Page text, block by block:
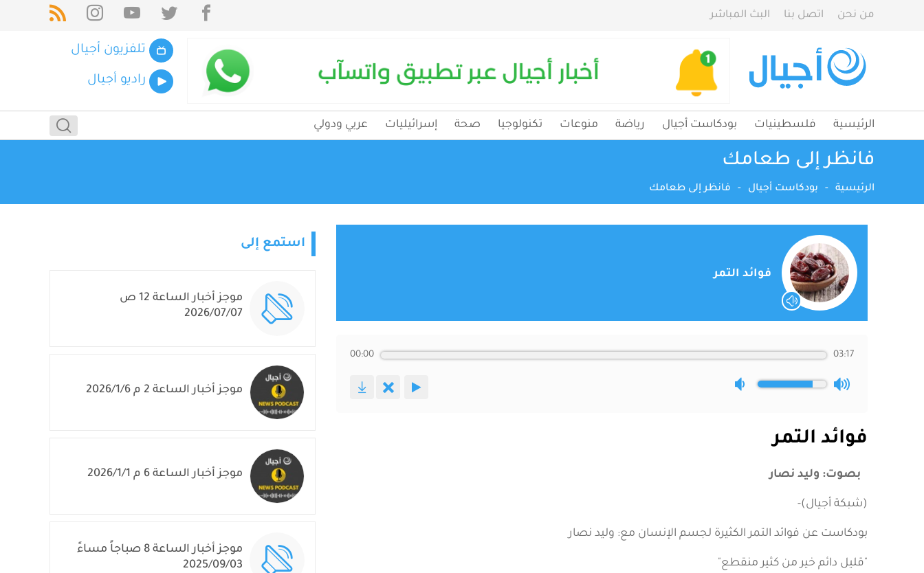
من نحن اتصل بنا البث المباشر
تلفزيون أجيال
راديو أجيال
الرئيسية فلسطينيات بودكاست أجيال رياضة منوعات تكنولوجيا صحة إسرائيليات عربي ودولي
فانظر إلى طعامك
الرئيسية - بودكاست أجيال - فانظر إلى طعامك
فوائد التمر
00:00 03:17
فوائد التمر
بصوت: وليد نصار
(شبكة أجيال)-
بودكاست عن فوائد التمر الكثيرة لجسم الإنسان مع: وليد نصار
"قليل دائم خير من كثير منقطع"
استمع إلى
موجز أخبار الساعة 12 ص
2026/07/07
موجز أخبار الساعة 2 م 2026/1/6
موجز أخبار الساعة 6 م 2026/1/1
موجز أخبار الساعة 8 صباجاً مساءً
2025/09/03